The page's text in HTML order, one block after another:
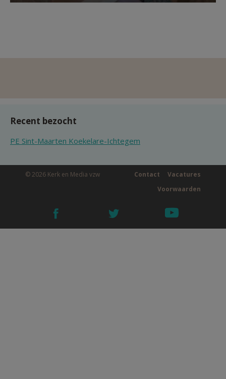
Recent bezocht
PE Sint-Maarten Koekelare-Ichtegem
© 2026 Kerk en Media vzw Vacatures
Contact
Voorwaarden